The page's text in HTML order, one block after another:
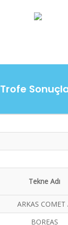
Trofe
Tekne Adı
ARKAS COMET
BOREAS